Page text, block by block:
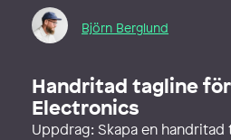
Björn Berglund
Handritad tagline
Electronics
Uppdrag: Skapa en